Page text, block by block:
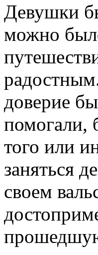
Девушки
можно
доверие
помогали,
того или
заняться
своем